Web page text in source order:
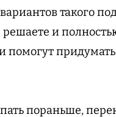
такого
решаете и
помогут
пораньше,